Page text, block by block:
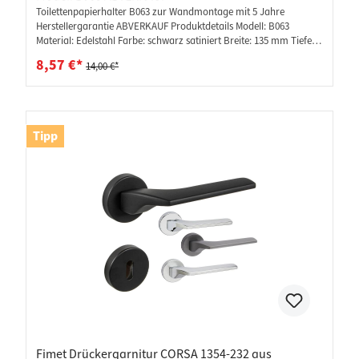
Toilettenpapierhalter B063 zur Wandmontage mit 5 Jahre
Herstellergarantie ABVERKAUF Produktdetails Modell: B063
Material: Edelstahl Farbe: schwarz satiniert Breite: 135 mm Tiefe:
Befestigungsmaterial im Lieferumfang inkludiert Ausführung
hochwertiger Edelstahl umweltfreundlich und elegant beschichtet
8,57 €* 14,00 €*
Tipp
Fimet Drückergarnitur CORSA 1354-232 aus